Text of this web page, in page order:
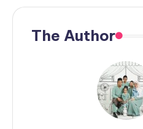
The Author